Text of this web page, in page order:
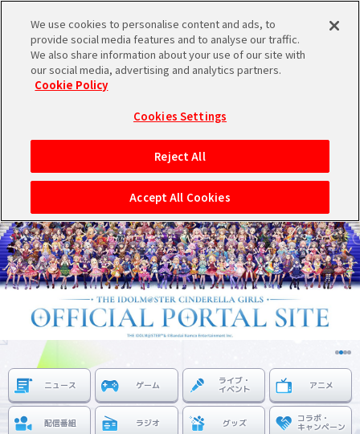
スケジュール 検索
バンダイナムコIDで
アイドルマスター ポータルへの登録について
シリアルコード・
あいことば
活動履歴
閲覧履歴・購入履歴 Pレポ
チェックイン お気に入り
マイスケジュール メモ
マイデスク設定変更 バンダイナムコID Link設定
THE IDOL
M@STER
シンデレラ
ガールズ
シャイニー 学園
ニュース ゲーム ライブ・
イベント アニメ
配信番組 ラジオ グッズ コラボ・
キャンペーン
We use cookies to personalise content and ads, to
provide social media features and to analyse our traffic.
We also share information about your use of our site with
our social media, advertising and analytics partners.
Cookie Policy
Cookies Settings
Reject All
Accept All Cookies